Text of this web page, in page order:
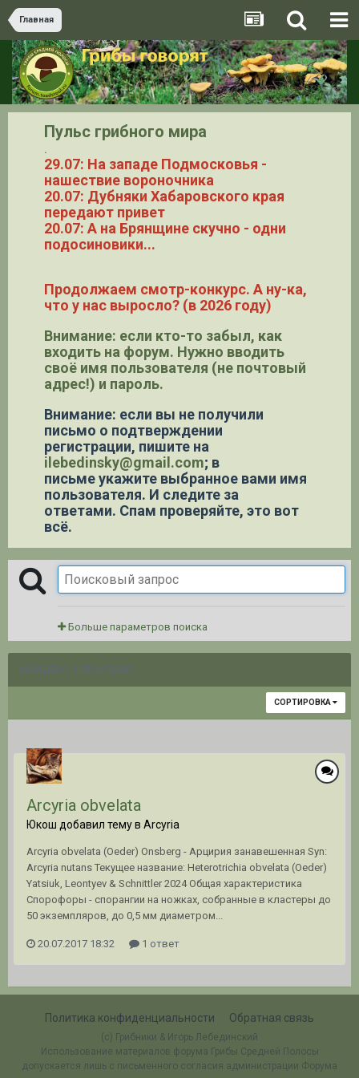
Главная
Пульс грибного мира
.
29.07: На западе Подмосковья -
нашествие вороночника
20.07: Дубняки Хабаровского края
передают привет
20.07: А на Брянщине скучно - одни
подосиновики...
Продолжаем смотр-конкурс. А ну-ка,
что у нас выросло? (в 2026 году)
Внимание: если кто-то забыл, как
входить на форум. Нужно вводить
своё имя пользователя (не почтовый
адрес!) и пароль.
Внимание: если вы не получили
письмо о подтверждении
регистрации, пишите на
ilebedinsky@gmail.com; в
письме укажите выбранное вами имя
пользователя. И следите за
ответами. Спам проверяйте, это вот
всё.
Больше параметров поиска
НАЙДЕНО 1 РЕЗУЛЬТАТ
СОРТИРОВКА
Arcyria obvelata
Юкош добавил тему в Arcyria
Arcyria obvelata (Oeder) Onsberg - Арцирия занавешенная Syn:
Arcyria nutans Текущее название: Heterotrichia obvelata (Oeder)
Yatsiuk, Leontyev & Schnittler 2024 Общая характеристика
Спорофоры - спорангии на ножках, собранные в кластеры до
50 экземпляров, до 0,5 мм диаметром...
20.07.2017 18:32 1 ответ
Политика конфиденциальности Обратная связь
(c) Грибники & Игорь Лебединский
Использование материалов форума Грибы Средней Полосы
допускается лишь с письменного согласия администрации Форума